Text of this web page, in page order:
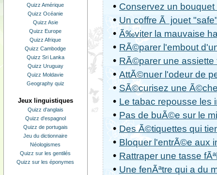
Quizz Amérique
Quizz Océanie
Quizz Asie
Quizz Europe
Quizz Afrique
Quizz Cambodge
Quizz Sri Lanka
Quizz Uruguay
Quizz Moldavie
Geography quiz
Jeux linguistiques
Quizz d'anglais
Quizz d'espagnol
Quizz de portugais
Jeu du dictionnaire
Néologismes
Quizz sur les gentilés
Quizz sur les éponymes
• Conservez un
•Un coffre Ã jouet
•Ã‰viter la mauvaise
• RÃ©parer l'embout
• RÃ©parer une assiette
•AttÃ©nuer l'odeur de
• SÃ©curisez une
• Le tabac repousse les
• Pas de buÃ©e sur le
•Des Ã©tiquettes qui
• Bloquer l'entrÃ©e aux
• Rattraper une tasse
• Une fenÃªtre qui a du